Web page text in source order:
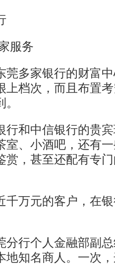
服务
多家银行的财富中
上档次，而且布置
和中信银行的贵宾
室、小酒吧，还有
赏，甚至还配有专
万元的客户，在银
行个人金融部副总
地知名商人。一次